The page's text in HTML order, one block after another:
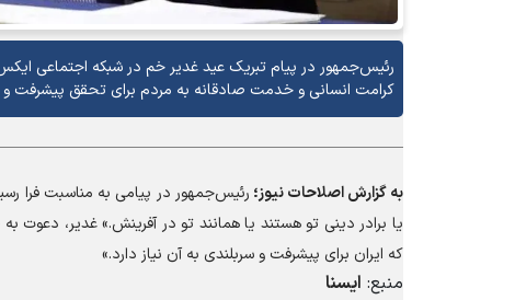
رئیس‌جمهور در پیام تبریک عید غدیر خم در شبکه اجتماعی
کرامت انسانی و خدمت صادقانه به مردم برای تحقق پیشرفت و
به گزارشاصلاحات نیوز؛ رئیس‌جمهور در پیامی به مناسبت فرا
یا برادر دینی تو هستند یا همانند تو در آفرینش.» غدیر،
که ایران برای پیشرفت و سربلندی به آن نیاز دارد.»
منبع: ایسنا